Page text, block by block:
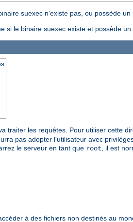
suexec n'existe pas, ou possède
le binaire suexec existe et possède
traiter les requêtes. Pour utiliser cette
pas adopter l'utilisateur avec
le serveur en tant que root , il est
à des fichiers non destinés au